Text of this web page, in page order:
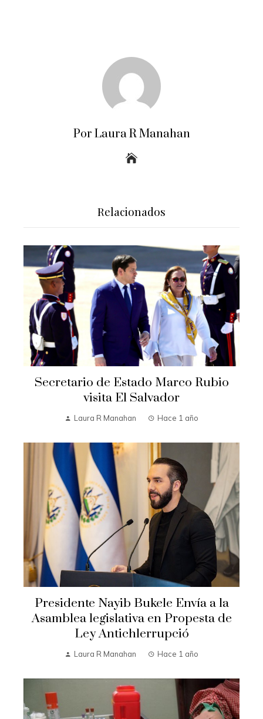
Por Laura R Manahan
Relacionados
Secretario de Estado Marco Rubio
visita El Salvador
Laura R Manahan Hace 1 año
Presidente Nayib Bukele Envía a la
Asamblea legislativa en Propesta de
Ley Antichlerrupció
Laura R Manahan Hace 1 año